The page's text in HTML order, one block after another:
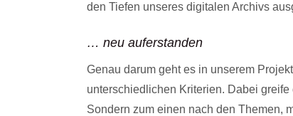
den Tiefen unseres digitalen Archivs
… neu auferstanden
Genau darum geht es in unserem Projekt
unterschiedlichen Kriterien. Dabei
Sondern zum einen nach den Themen,